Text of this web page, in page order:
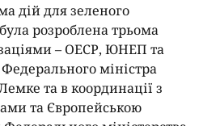
дій для зеленого
розроблена трьома
– ОЕСР, ЮНЕП та
міністра
та в координації з
та Європейською